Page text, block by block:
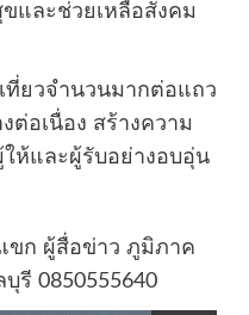
และช่วยเหลือสังคม
ที่ยวจำนวนมากต่อแถว
ต่อเนื่อง สร้างความ
ห้และผู้รับอย่างอบอุ่น
ขก ผู้สื่อข่าว ภูมิภาค
รี 0850555640